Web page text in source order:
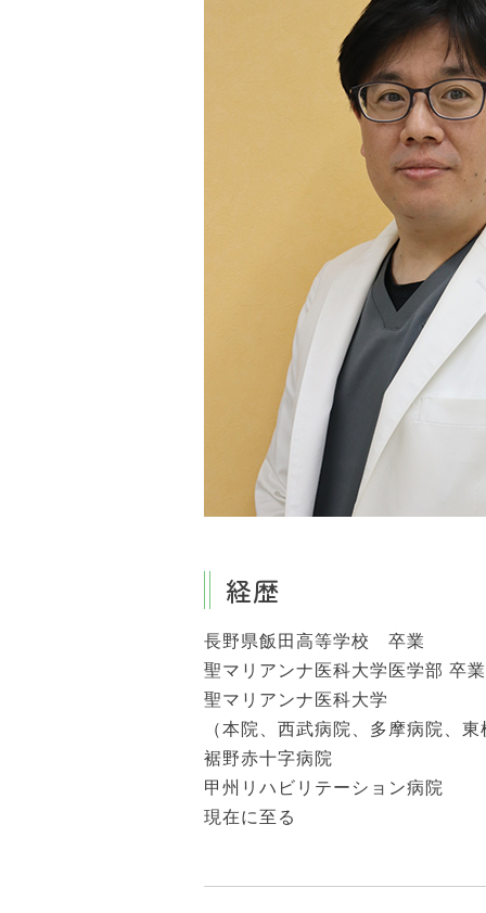
経歴
長野県飯田高等学校 卒業
聖マリアンナ医科大学医学部 卒業
聖マリアンナ医科大学
（本院、西武病院、多摩病院、
裾野赤十字病院
甲州リハビリテーション病院
現在に至る